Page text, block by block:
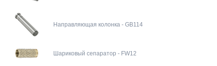
Направляющая колонка - GB114
Шариковый сепаратор - FW12